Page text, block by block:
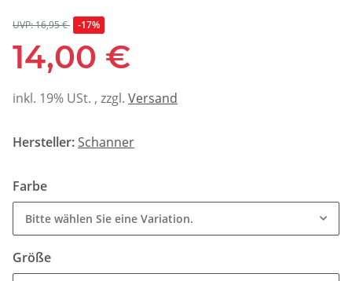
UVP: 16,95 € -17%
14,00 €
inkl. 19% USt. , zzgl. Versand
Hersteller: Schanner
Farbe
Bitte wählen Sie eine Variation.
Größe